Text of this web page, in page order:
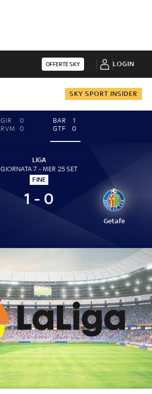
OFFERTE SKY LOGIN
SKY SPORT INSIDER
GIR
0
RVM
0
BAR
1
GTF
0
LIGA
GIORNATA 7 - MER 25 SET
FINE
1 - 0
Getafe
1 - 0